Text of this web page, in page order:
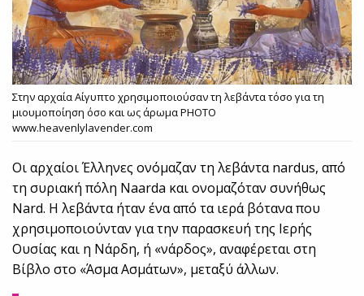
Στην αρχαία Αίγυπτο χρησιμοποιούσαν τη λεβάντα τόσο για τη
μιουμοποίηση όσο και ως άρωμα PHOTO
www.heavenlylavender.com
Οι αρχαίοι Έλληνες ονόμαζαν τη λεβάντα nardus, από
τη συριακή πόλη Naarda και ονομαζόταν συνήθως
Nard. Η λεβάντα ήταν ένα από τα ιερά βότανα που
χρησιμοποιούνταν για την παρασκευή της Ιερής
Ουσίας και η Νάρδη, ή «νάρδος», αναφέρεται στη
Βίβλο στο «Άσμα Ασμάτων», μεταξύ άλλων.